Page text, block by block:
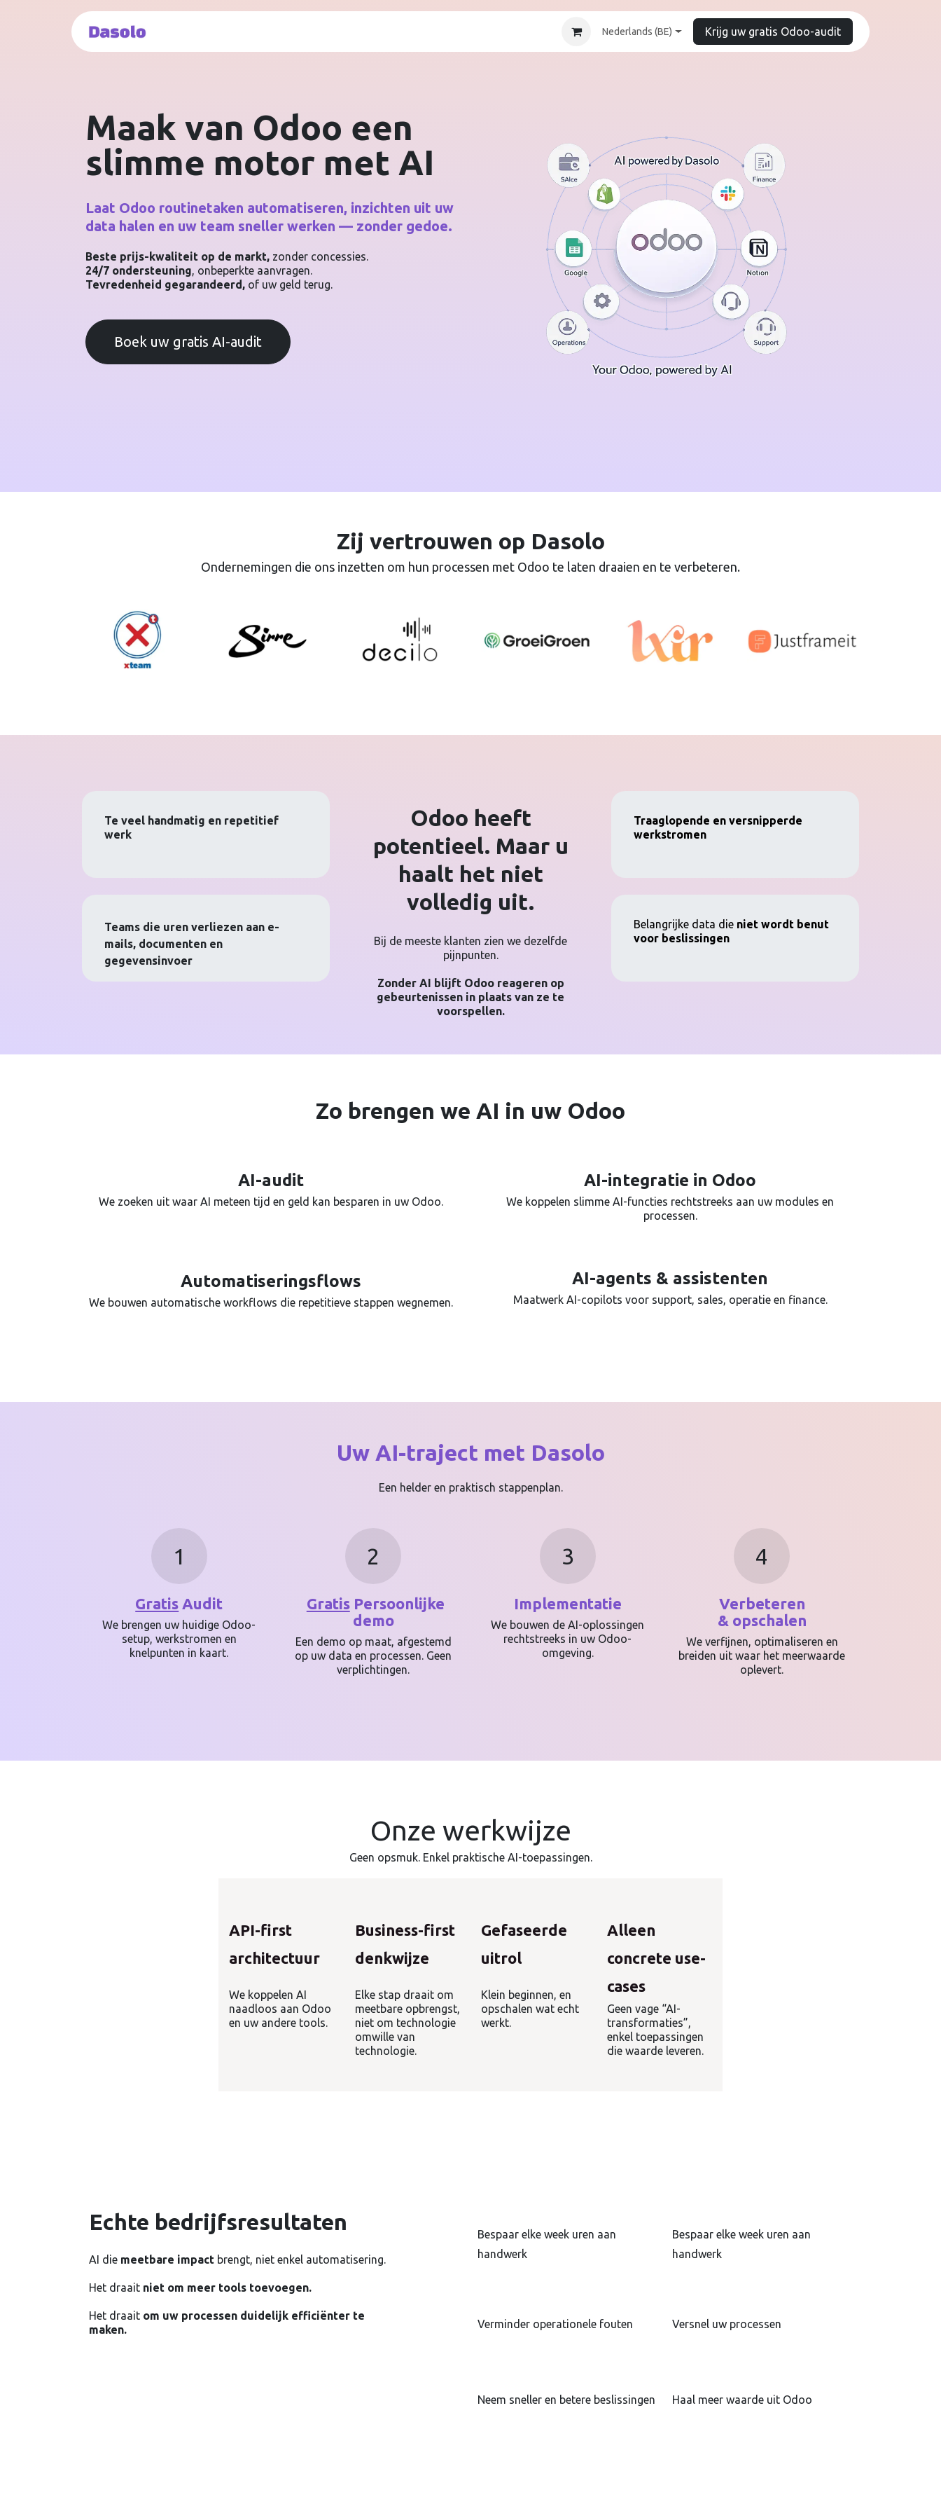
Nederlands (BE) Krijg uw gratis Odoo-audit
Maak van Odoo een
slimme motor met AI
Laat Odoo routinetaken automatiseren, inzichten uit uw
data halen en uw team sneller werken — zonder gedoe.
Beste prijs-kwaliteit op de markt, zonder concessies.
24/7 ondersteuning, onbeperkte aanvragen.
Tevredenheid gegarandeerd, of uw geld terug.
Boek uw gratis AI-audit
Zij vertrouwen op Dasolo
Ondernemingen die ons inzetten om hun processen met Odoo te laten draaien en te verbeteren.
Traaglopende en versnipperde
werkstromen
Belangrijke data die niet wordt benut
voor beslissingen
Te veel handmatig en repetitief
werk
Teams die uren verliezen aan e-
mails, documenten en
gegevensinvoer
Odoo heeft
potentieel. Maar u
haalt het niet
volledig uit.
Bij de meeste klanten zien we dezelfde
pijnpunten.
Zonder AI blijft Odoo reageren op
gebeurtenissen in plaats van ze te
voorspellen.
Zo brengen we AI in uw Odoo
AI-audit
We zoeken uit waar AI meteen tijd en geld kan besparen in uw Odoo.
AI-integratie in Odoo
We koppelen slimme AI-functies rechtstreeks aan uw modules en
processen.
Automatiseringsflows
We bouwen automatische workflows die repetitieve stappen wegnemen.
AI-agents & assistenten
Maatwerk AI-copilots voor support, sales, operatie en finance.
Uw AI-traject met Dasolo
Een helder en praktisch stappenplan.
1
Gratis Audit
We brengen uw huidige Odoo-
setup, werkstromen en
knelpunten in kaart.
2
GratisPersoonlijke
demo
Een demo op maat, afgestemd
op uw data en processen. Geen
verplichtingen.
3
Implementatie
We bouwen de AI-oplossingen
rechtstreeks in uw Odoo-
omgeving.
4
Verbeteren
& opschalen
We verfijnen, optimaliseren en
breiden uit waar het meerwaarde
oplevert.
Onze werkwijze
Geen opsmuk. Enkel praktische AI-toepassingen.
API-first
architectuur
We koppelen AI
naadloos aan Odoo
en uw andere tools.
Business-first
denkwijze
Elke stap draait om
meetbare opbrengst,
niet om technologie
omwille van
technologie.
Gefaseerde
uitrol
Klein beginnen, en
opschalen wat echt
werkt.
Alleen
concrete use-
cases
Geen vage “AI-
transformaties”,
enkel toepassingen
die waarde leveren.
Echte bedrijfsresultaten
AI die meetbare impact brengt, niet enkel automatisering.
Het draait niet om meer tools toevoegen.
Het draait om uw processen duidelijk efficiënter te
maken.
Bespaar elke week uren aan
handwerk
Verminder operationele fouten
Neem sneller en betere beslissingen
Bespaar elke week uren aan
handwerk
Versnel uw processen
Haal meer waarde uit Odoo